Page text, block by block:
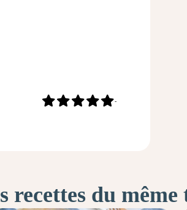
-
recettes du même